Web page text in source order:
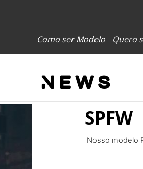
Como ser Modelo Quero
News
SPFW
Nosso modelo